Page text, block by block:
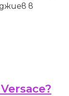
в